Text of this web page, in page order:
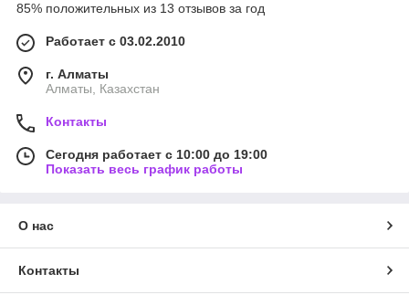
85% положительных из 13 отзывов за год
Работает с 03.02.2010
г. Алматы
Алматы, Казахстан
Контакты
Сегодня работает с 10:00 до 19:00
Показать весь график работы
О нас
Контакты